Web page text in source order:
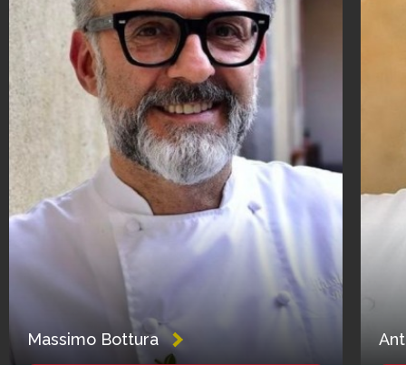
Massimo Bottura